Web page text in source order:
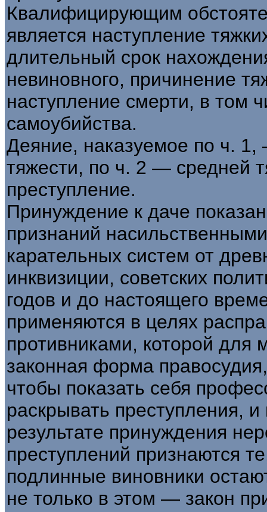
Квалифицирующим
является наступление
длительный срок
невиновного, причинение
наступление смерти, в том
самоубийства.
Деяние, наказуемое по ч.
тяжести, по ч. 2 — средней
преступление.
Принуждение к даче
признаний
карательных систем от
инквизиции, советских
годов и до настоящего
применяются в целях
противниками, которой для
законная форма
чтобы показать себя
раскрывать преступления,
результате принуждения
преступлений признаются
подлинные виновники
не только в этом — закон